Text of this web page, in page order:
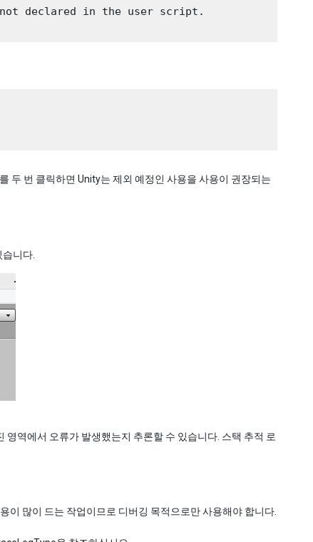
declared in the user script.
두 번 클릭하면 Unity는 제외 예정인 사용을 사용이 권장되는
니다.
역에서 오류가 발생했는지 추론할 수 있습니다. 스택 추적 로
이 많이 드는 작업이므로 디버깅 목적으로만 사용해야 합니다.